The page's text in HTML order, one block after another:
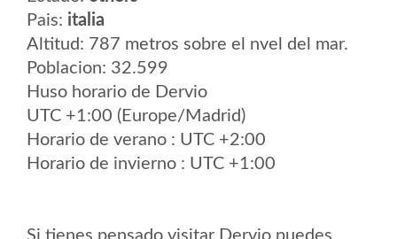
Pais: italia
Altitud: 787 metros sobre el nvel del mar.
Poblacion: 32.599
Huso horario de Dervio
UTC +1:00 (Europe/Madrid)
Horario de verano : UTC +2:00
Horario de invierno : UTC +1:00
Si tienes pensado visitar Dervio puedes